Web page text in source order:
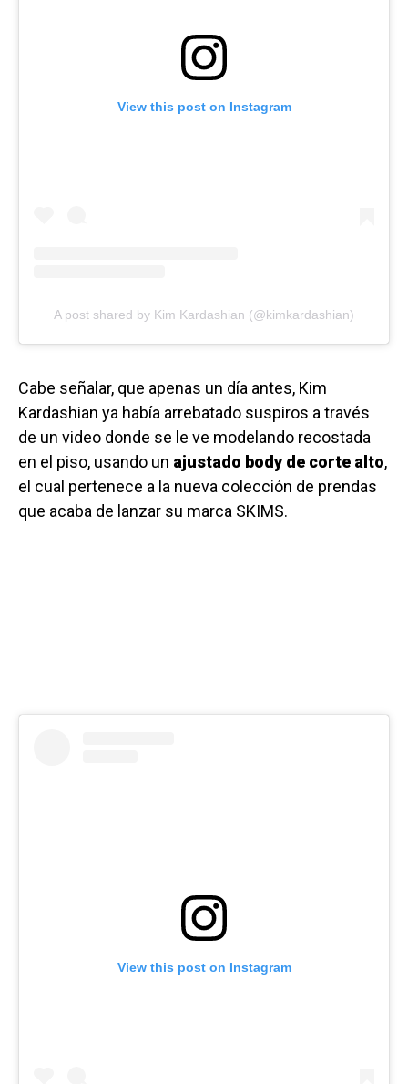
View this post on Instagram
A post shared by Kim Kardashian (@kimkardashian)
Cabe señalar, que apenas un día antes, Kim
Kardashian ya había arrebatado suspiros a través
de un video donde se le ve modelando recostada
en el piso, usando un ajustado body de corte alto,
el cual pertenece a la nueva colección de prendas
que acaba de lanzar su marca SKIMS.
View this post on Instagram